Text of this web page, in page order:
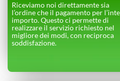
Riceviamo noi direttamente sia
l’ordine che il pagamento per
importo. Questo ci permette di
realizzare il servizio richiesto nel
migliore dei modi, con reciproca
soddisfazione.